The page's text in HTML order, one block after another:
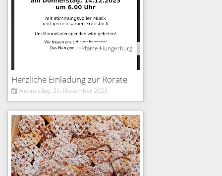
Pfarre Hungerburg
Herzliche Einladung zur Rorate
Wednesday, 29. November 2023